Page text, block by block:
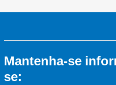
Mantenha-se
se: